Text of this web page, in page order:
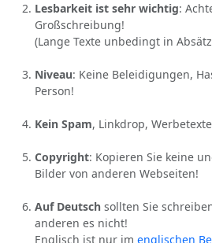
Lesbarkeit ist sehr wichtig:
Großschreibung!
(Lange Texte unbedingt in
Niveau: Keine Beleidigungen,
Person!
Kein Spam, Linkdrop,
Copyright: Kopieren Sie keine
Bilder von anderen Webseiten!
Auf Deutsch sollten Sie
anderen es nicht!
Englisch ist nur im englischen